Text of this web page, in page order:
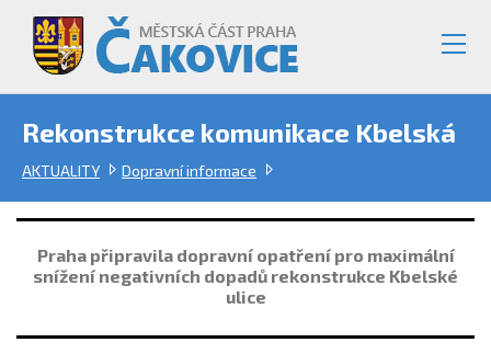
Rekonstrukce komunikace Kbelská
AKTUALITY Dopravní informace
Praha připravila dopravní opatření pro maximální
snížení negativních dopadů rekonstrukce Kbelské
ulice